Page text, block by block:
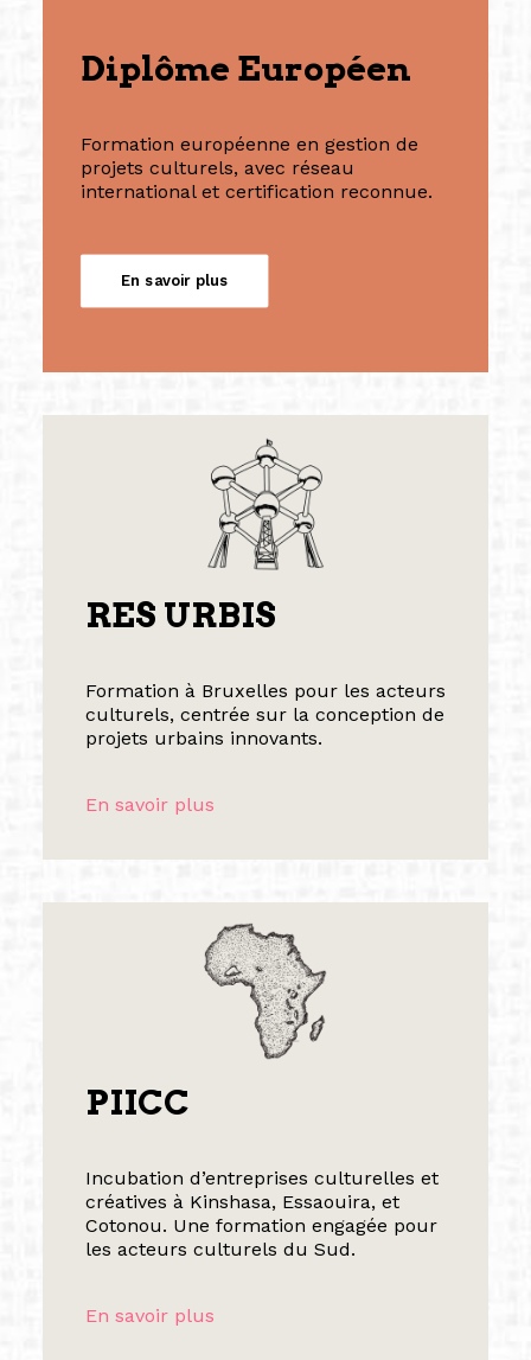
Diplôme Européen
Formation européenne en gestion de
projets culturels, avec réseau
international et certification reconnue.
En savoir plus
RES URBIS
Formation à Bruxelles pour les acteurs
culturels, centrée sur la conception de
projets urbains innovants.
En savoir plus
PIICC
Incubation d’entreprises culturelles et
créatives à Kinshasa, Essaouira, et
Cotonou. Une formation engagée pour
les acteurs culturels du Sud.
En savoir plus